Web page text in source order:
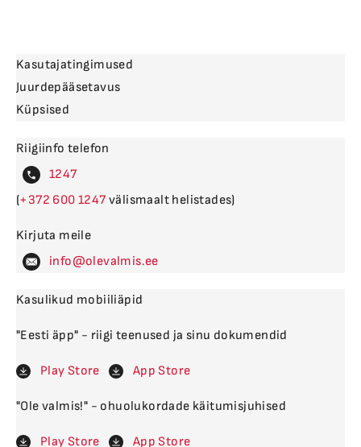
Kasutajatingimused
Juurdepääsetavus
Küpsised
Riigiinfo telefon
4
(
600 välismaalt helistades)
Kirjuta meile
levalm
Kasulikud mobiiliäpid
"Eesti äpp" - riigi teenused ja sinu dokumendid
Play Store App Store
"Ole valmis!" - ohuolukordade käitumisjuhised
Play Store App Store